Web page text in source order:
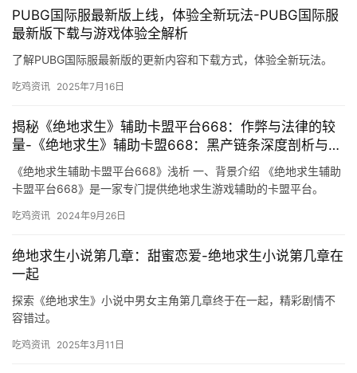
PUBG国际服最新版上线，体验全新玩法-PUBG国际服
最新版下载与游戏体验全解析
了解PUBG国际服最新版的更新内容和下载方式，体验全新玩法。
吃鸡资讯 2025年7月16日
揭秘《绝地求生》辅助卡盟平台668：作弊与法律的较
量-《绝地求生》辅助卡盟668：黑产链条深度剖析与警
方打击行动
《绝地求生辅助卡盟平台668》浅析 一、背景介绍 《绝地求生辅助
卡盟平台668》是一家专门提供绝地求生游戏辅助的卡盟平台。
吃鸡资讯 2024年9月26日
绝地求生小说第几章：甜蜜恋爱-绝地求生小说第几章在
一起
探索《绝地求生》小说中男女主角第几章终于在一起，精彩剧情不
容错过。
吃鸡资讯 2025年3月11日